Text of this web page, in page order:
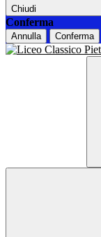
Chiudi
Conferma
Annulla Conferma